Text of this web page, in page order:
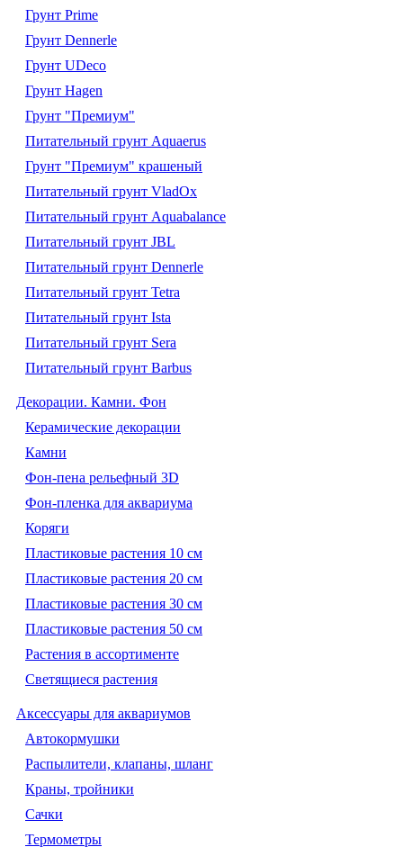
Грунт Prime
Грунт Dennerle
Грунт UDeco
Грунт Hagen
Грунт "Премиум"
Питательный грунт Aquaerus
Грунт "Премиум" крашеный
Питательный грунт VladOx
Питательный грунт Aquabalance
Питательный грунт JBL
Питательный грунт Dennerle
Питательный грунт Tetra
Питательный грунт Ista
Питательный грунт Sera
Питательный грунт Barbus
Декорации. Камни. Фон
Керамические декорации
Камни
Фон-пена рельефный 3D
Фон-пленка для аквариума
Коряги
Пластиковые растения 10 см
Пластиковые растения 20 см
Пластиковые растения 30 см
Пластиковые растения 50 см
Растения в ассортименте
Светящиеся растения
Аксессуары для аквариумов
Автокормушки
Распылители, клапаны, шланг
Краны, тройники
Сачки
Термометры